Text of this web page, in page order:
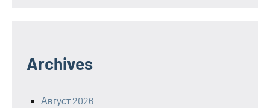
Archives
Август 2026